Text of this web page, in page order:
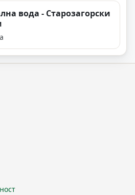
вода - Старозагорски